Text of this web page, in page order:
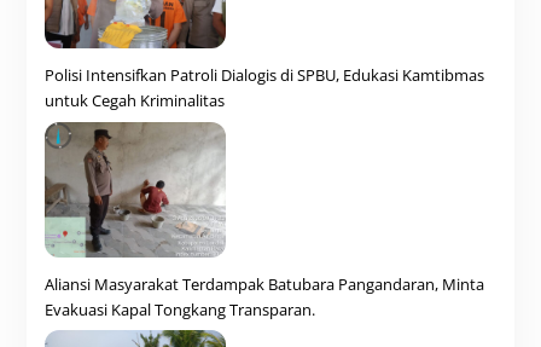
Polisi Intensifkan Patroli Dialogis di SPBU, Edukasi Kamtibmas
untuk Cegah Kriminalitas
Aliansi Masyarakat Terdampak Batubara Pangandaran, Minta
Evakuasi Kapal Tongkang Transparan.